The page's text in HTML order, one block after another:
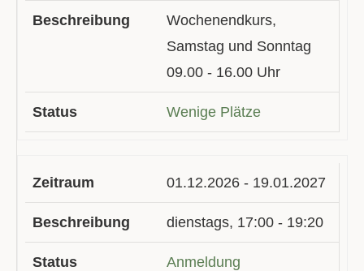
Wochenendkurs,
Samstag und Sonntag
09.00 - 16.00 Uhr
Wenige Plätze
01.12.2026 - 19.01.2027
dienstags, 17:00 - 19:20
Anmeldung